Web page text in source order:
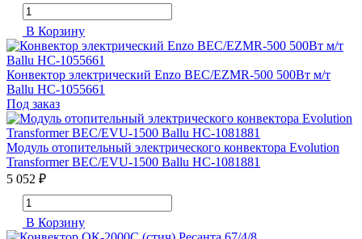
В Корзину
Конвектор электрический Enzo BEC/EZMR-500 500Вт м/т
Ballu НС-1055661
Под заказ
Модуль отопительный электрического конвектора Evolution
Transformer BEC/EVU-1500 Ballu НС-1081881
5 052 ₽
В Корзину